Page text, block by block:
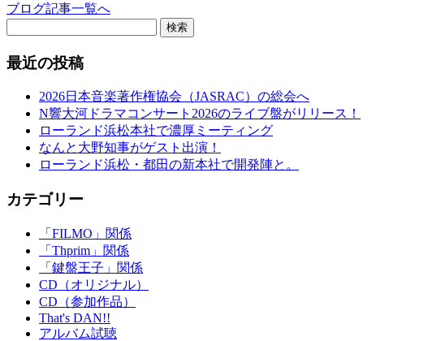
ブログ記事一覧へ
検索
最近の投稿
2026日本音楽著作権協会（JASRAC）の総会へ
N響大河ドラマコンサート2026のライブ盤がリリース！
ローランド浜松本社で濃厚ミーティング
なんと大野知事がゲスト出演！
ローランド浜松・都田の新本社で開発陣と。
カテゴリー
「FILMO」関係
「Thprim」関係
「鍵盤王子」関係
CD（オリジナル）
CD（参加作品）
That's DAN!!
アルバム試聴